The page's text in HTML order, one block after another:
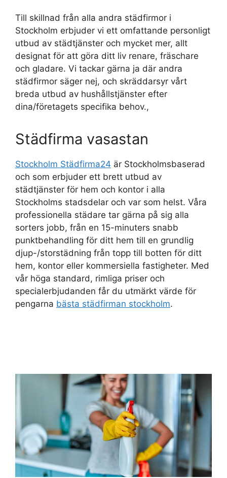
Till skillnad från alla andra städfirmor i
Stockholm erbjuder vi ett omfattande personligt
utbud av städtjänster och mycket mer, allt
designat för att göra ditt liv renare, fräschare
och gladare. Vi tackar gärna ja där andra
städfirmor säger nej, och skräddarsyr vårt
breda utbud av hushållstjänster efter
dina/företagets specifika behov.,
Städfirma vasastan
Stockholm Städfirma24 är Stockholmsbaserad
och som erbjuder ett brett utbud av
städtjänster för hem och kontor i alla
Stockholms stadsdelar och var som helst. Våra
professionella städare tar gärna på sig alla
sorters jobb, från en 15-minuters snabb
punktbehandling för ditt hem till en grundlig
djup-/storstädning från topp till botten för ditt
hem, kontor eller kommersiella fastigheter. Med
vår höga standard, rimliga priser och
specialerbjudanden får du utmärkt värde för
pengarna bästa städfirman stockholm.